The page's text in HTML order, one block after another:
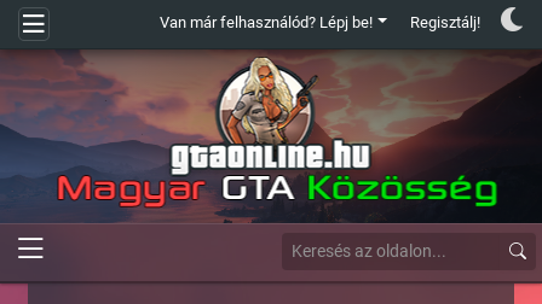
Van már felhasználód? Lépj be! Regisztálj!